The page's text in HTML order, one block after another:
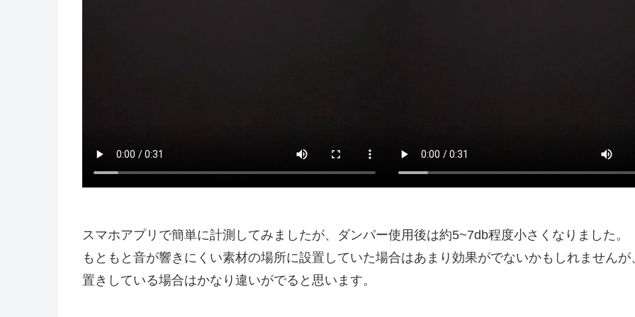
スマホアプリで簡単に計測してみましたが、ダンパー使用後は約5~7db程度小さくなりました。
もともと音が響きにくい素材の場所に設置していた場合はあまり効果がでないかもしれませんが
置きしている場合はかなり違いがでると思います。